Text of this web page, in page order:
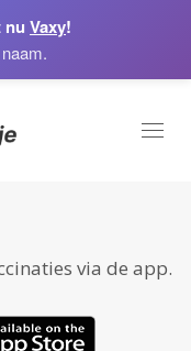
nu Vaxy!
via de app.